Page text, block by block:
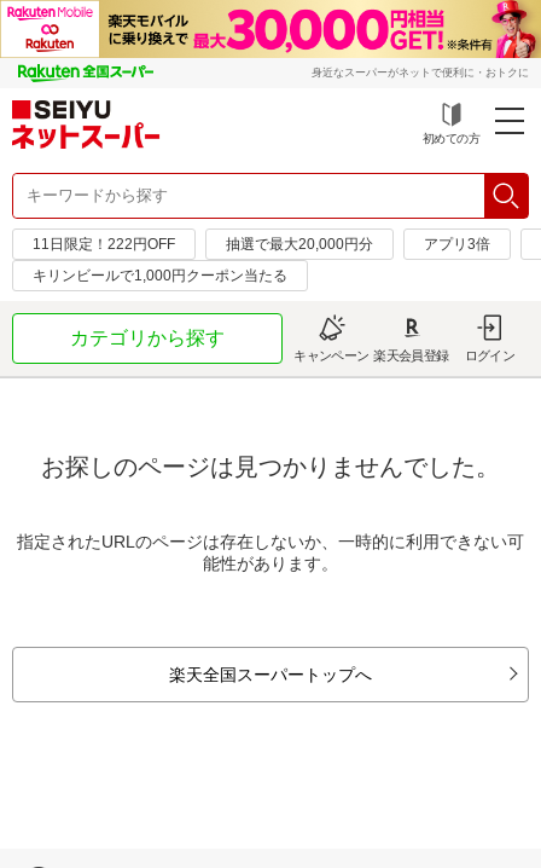
身近なスーパーがネットで便利に・おトクに
初めての方
11日限定！222円OFF 抽選で最大20,000円分
アプリ3倍
キリンビールで1,000円クーポン当たる
カテゴリから探す
キャンペーン 楽天会員登録 ログイン
お探しのページは見つかりませんでした。
指定されたURLのページは存在しないか、一時的に利用できない可
能性があります。
楽天全国スーパートップへ